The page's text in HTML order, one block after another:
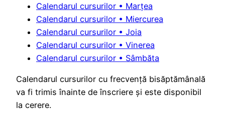
Calendarul cursurilor • Marțea
Calendarul cursurilor • Miercurea
Calendarul cursurilor • Joia
Calendarul cursurilor • Vinerea
Calendarul cursurilor • Sâmbăta
Calendarul cursurilor cu frecvență bisăptămânală
va fi trimis înainte de înscriere și este disponibil
la cerere.